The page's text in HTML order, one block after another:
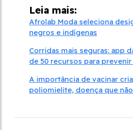
Leia mais:
Afrolab Moda seleciona
negros e indígenas
Corridas mais seguras: app
de 50 recursos para
A importância de vacinar
poliomielite, doença que